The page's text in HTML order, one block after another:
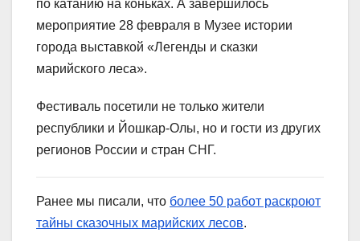
по катанию на коньках. А завершилось
мероприятие 28 февраля в Музее истории
города выставкой «Легенды и сказки
марийского леса».
Фестиваль посетили не только жители
республики и Йошкар-Олы, но и гости из других
регионов России и стран СНГ.
Ранее мы писали, что более 50 работ раскроют
тайны сказочных марийских лесов.